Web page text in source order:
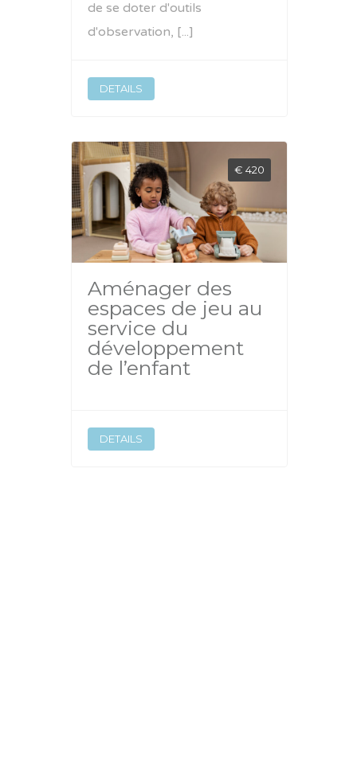
de se doter d'outils
d'observation, [...]
DETAILS
€ 420
Aménager des
espaces de jeu au
service du
développement
de l’enfant
DETAILS